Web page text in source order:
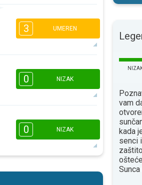
1
16:00
18:00
3 UMEREN
16:00
0 NIZAK
16:00 18:00
10°maks
0 NIZAK
16:00 18:00
vam
kada
senci